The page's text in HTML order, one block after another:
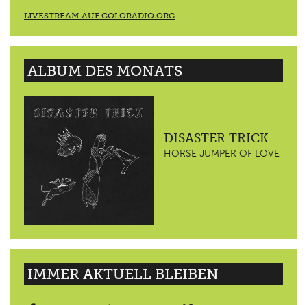
LIVESTREAM AUF COLORADIO.ORG
ALBUM DES MONATS
DISASTER TRICK
HORSE JUMPER OF LOVE
IMMER AKTUELL BLEIBEN